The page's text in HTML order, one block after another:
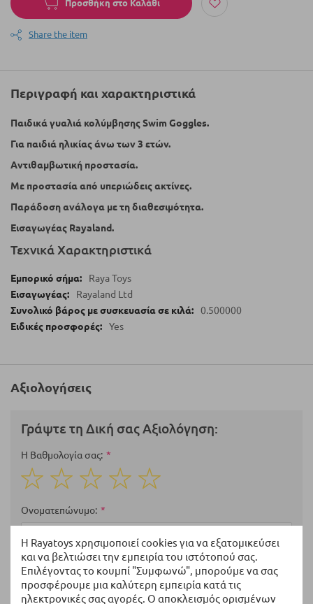
Η Rayatoys χρησιμοποιεί cookies για να εξατομικεύσει
και να βελτιώσει την εμπειρία του ιστότοπού σας.
Επιλέγοντας το κουμπί "Συμφωνώ", μπορούμε να σας
προσφέρουμε μια καλύτερη εμπειρία κατά τις
ηλεκτρονικές σας αγορές. Ο αποκλεισμός ορισμένων
Προσθήκη στο Καλάθι
Share the item
Περιγραφή και χαρακτηριστικά
Παιδικά γυαλιά κολύμβησης Swim Goggles.
Για παιδιά ηλικίας άνω των 3 ετών.
Αντιθαμβωτική προστασία.
Με προστασία από υπεριώδεις ακτίνες.
Παράδοση ανάλογα με τη διαθεσιμότητα.
Εισαγωγέας Rayaland.
Τεχνικά Χαρακτηριστικά
Raya Toys
Rayaland Ltd
0.500000
Yes
Αξιολογήσεις
Γράψτε τη Δική σας Αξιολόγηση:
Η Βαθμολογία σας
star
stars
stars
stars
stars
Ονοματεπώνυμο
Περίληψη